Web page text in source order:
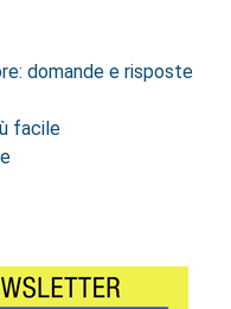
domande e risposte
facile